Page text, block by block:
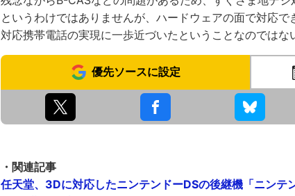
というわけではありませんが、ハードウェアの面で対応
対応携帯電話の実現に一歩近づいたということなのではな
優先ソースに設定
・関連記事
任天堂、3Dに対応したニンテンドーDSの後継機「ニン